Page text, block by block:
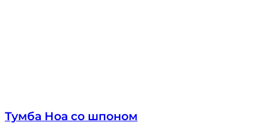
Тумба Ноа со шпоном